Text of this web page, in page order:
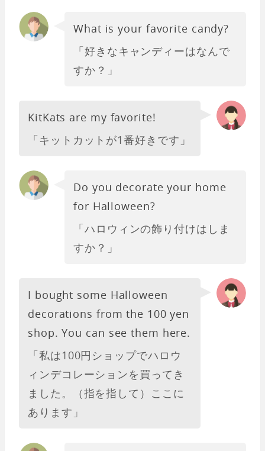
What is your favorite candy?
「好きなキャンディーはなんで
すか？」
KitKats are my favorite!
「キットカットが1番好きです」
Do you decorate your home
for Halloween?
「ハロウィンの飾り付けはしま
すか？」
I bought some Halloween
decorations from the 100 yen
shop. You can see them here.
「私は100円ショップでハロウ
ィンデコレーションを買ってき
ました。（指を指して）ここに
あります」